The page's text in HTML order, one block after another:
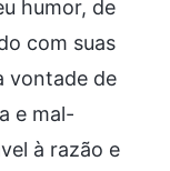
humor, de
com suas
vontade de
e mal-
à razão e